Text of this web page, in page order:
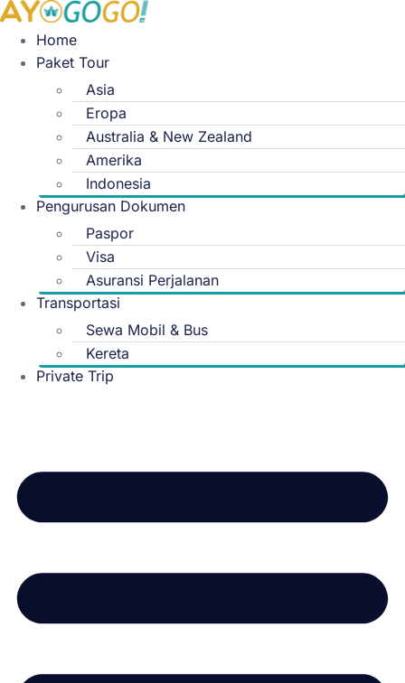
Skip
content
Home
Paket Tour
Asia
Eropa
Australia & New Zealand
Amerika
Indonesia
Pengurusan Dokumen
Paspor
Visa
Asuransi Perjalanan
Transportasi
Sewa Mobil & Bus
Kereta
Private Trip